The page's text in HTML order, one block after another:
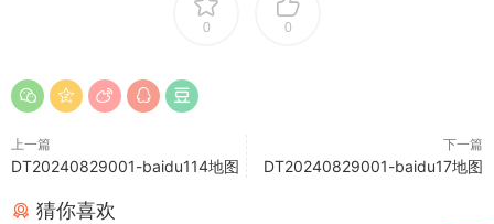
0 0
上一篇
DT20240829001-baidu114地图
下一篇
DT20240829001-baidu17地图
猜你喜欢